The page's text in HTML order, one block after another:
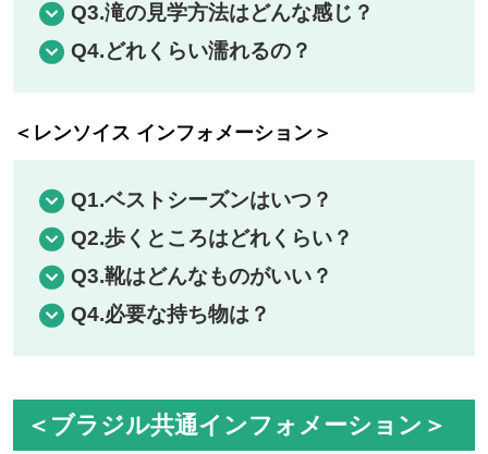
Q3.滝の見学方法はどんな感じ？
Q4.どれくらい濡れるの？
＜レンソイス インフォメーション＞
Q1.ベストシーズンはいつ？
Q2.歩くところはどれくらい？
Q3.靴はどんなものがいい？
Q4.必要な持ち物は？
＜ブラジル共通インフォメーション＞